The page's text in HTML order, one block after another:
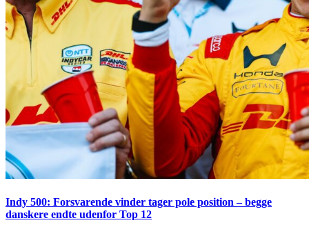
Indy 500: Forsvarende vinder tager pole position – begge
danskere endte udenfor Top 12